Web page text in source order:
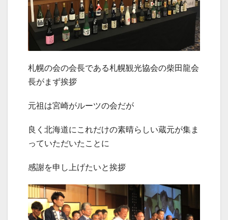
札幌の会の会長である札幌観光協会の柴田龍会
長がまず挨拶
元祖は宮崎がルーツの会だが
良く北海道にこれだけの素晴らしい蔵元が集ま
っていただいたことに
感謝を申し上げたいと挨拶